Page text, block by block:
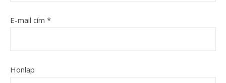
E-mail cím *
Honlap